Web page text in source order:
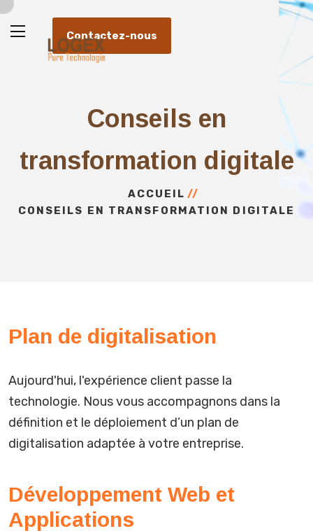
Contactez-nous
Conseils en
transformation digitale
ACCUEIL
CONSEILS EN TRANSFORMATION DIGITALE
Plan de digitalisation
Aujourd'hui, l'expérience client passe la
technologie. Nous vous accompagnons dans la
définition et le déploiement d’un plan de
digitalisation adaptée à votre entreprise.
Développement Web et
Applications